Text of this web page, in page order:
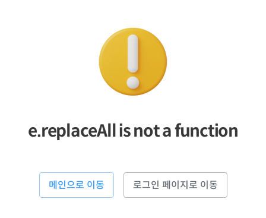
e.replaceAll is not a function
메인으로 이동 로그인 페이지로 이동